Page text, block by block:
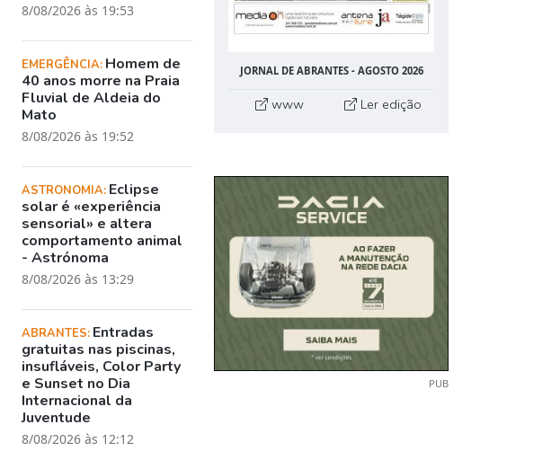
8/08/2026 às 19:53
EMERGÊNCIA: Homem de
40 anos morre na Praia
Fluvial de Aldeia do
Mato
8/08/2026 às 19:52
ASTRONOMIA: Eclipse
solar é «experiência
sensorial» e altera
comportamento animal
- Astrónoma
8/08/2026 às 13:29
ABRANTES: Entradas
gratuitas nas piscinas,
insufláveis, Color Party
e Sunset no Dia
Internacional da
Juventude
8/08/2026 às 12:12
JORNAL DE ABRANTES - AGOSTO 2026
www Ler edição
PUB